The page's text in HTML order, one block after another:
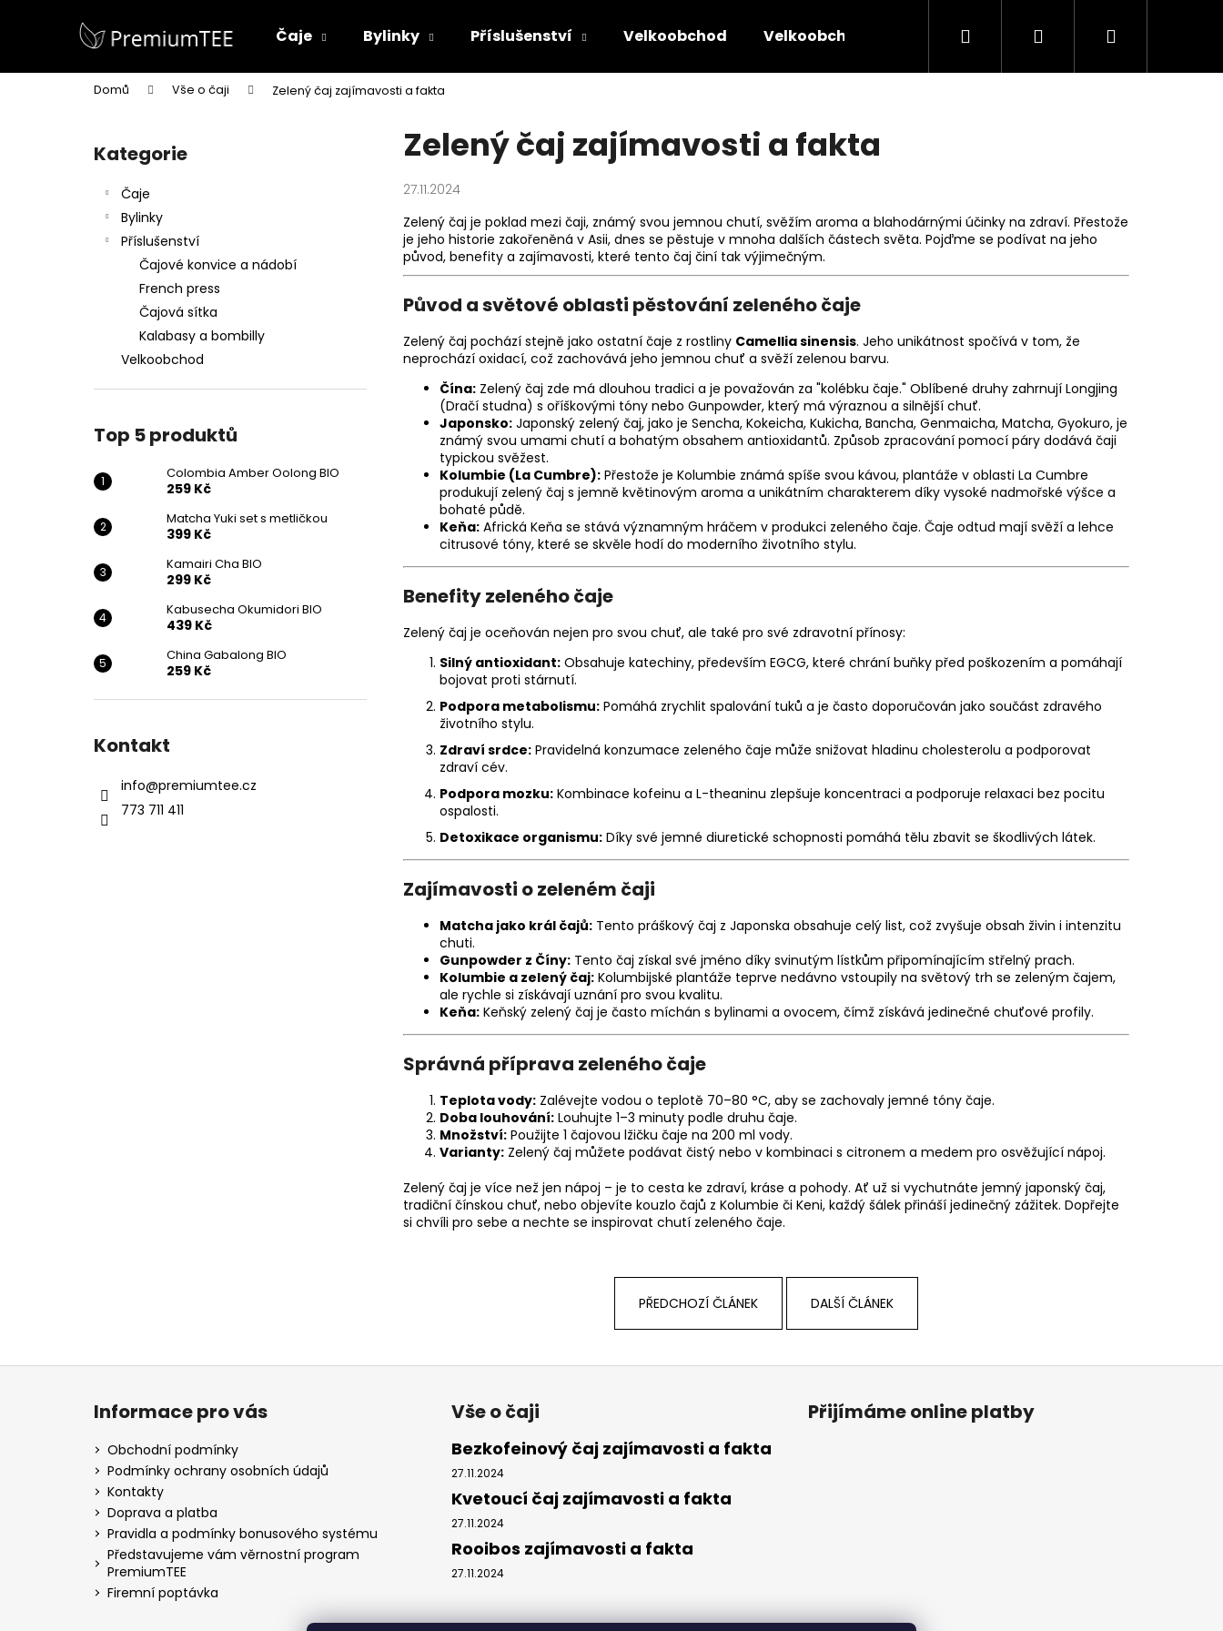
Čaje Bylinky Příslušenství Velkoobchod Velkoobchod Vše o čajiHledat PřihlášeníNákupní
Domů Vše o čaji Zelený čaj zajímavosti a fakta
Přeskočit
kategorie
Kategorie
Čaje
Bylinky
Příslušenství
Čajové konvice a nádobí
French press
Čajová sítka
Kalabasy a bombilly
Velkoobchod
Top 5 produktů
Colombia Amber Oolong BIO
259 Kč
Matcha Yuki set s metličkou
399 Kč
Kamairi Cha BIO
299 Kč
Kabusecha Okumidori BIO
439 Kč
China Gabalong BIO
259 Kč
Kontakt
info@premiumtee.cz
773 711 411
Zelený čaj zajímavosti a fakta
27.11.2024
Zelený čaj je poklad mezi čaji, známý svou jemnou chutí, svěžím aroma a blahodárnými účinky na zdraví. Přestože
je jeho historie zakořeněná v Asii, dnes se pěstuje v mnoha dalších částech světa. Pojďme se podívat na jeho
původ, benefity a zajímavosti, které tento čaj činí tak výjimečným.
Původ a světové oblasti pěstování zeleného čaje
Zelený čaj pochází stejně jako ostatní čaje z rostliny Camellia sinensis. Jeho unikátnost spočívá v tom, že
neprochází oxidací, což zachovává jeho jemnou chuť a svěží zelenou barvu.
Čína: Zelený čaj zde má dlouhou tradici a je považován za "kolébku čaje." Oblíbené druhy zahrnují Longjing
(Dračí studna) s oříškovými tóny nebo Gunpowder, který má výraznou a silnější chuť.
Japonsko: Japonský zelený čaj, jako je Sencha, Kokeicha, Kukicha, Bancha, Genmaicha, Matcha, Gyokuro, je
známý svou umami chutí a bohatým obsahem antioxidantů. Způsob zpracování pomocí páry dodává čaji
typickou svěžest.
Kolumbie (La Cumbre): Přestože je Kolumbie známá spíše svou kávou, plantáže v oblasti La Cumbre
produkují zelený čaj s jemně květinovým aroma a unikátním charakterem díky vysoké nadmořské výšce a
bohaté půdě.
Keňa: Africká Keňa se stává významným hráčem v produkci zeleného čaje. Čaje odtud mají svěží a lehce
citrusové tóny, které se skvěle hodí do moderního životního stylu.
Benefity zeleného čaje
Zelený čaj je oceňován nejen pro svou chuť, ale také pro své zdravotní přínosy:
Silný antioxidant: Obsahuje katechiny, především EGCG, které chrání buňky před poškozením a pomáhají
bojovat proti stárnutí.
Podpora metabolismu: Pomáhá zrychlit spalování tuků a je často doporučován jako součást zdravého
životního stylu.
Zdraví srdce: Pravidelná konzumace zeleného čaje může snižovat hladinu cholesterolu a podporovat
zdraví cév.
Podpora mozku: Kombinace kofeinu a L-theaninu zlepšuje koncentraci a podporuje relaxaci bez pocitu
ospalosti.
Detoxikace organismu: Díky své jemné diuretické schopnosti pomáhá tělu zbavit se škodlivých látek.
Zajímavosti o zeleném čaji
Matcha jako král čajů: Tento práškový čaj z Japonska obsahuje celý list, což zvyšuje obsah živin i intenzitu
chuti.
Gunpowder z Číny: Tento čaj získal své jméno díky svinutým lístkům připomínajícím střelný prach.
Kolumbie a zelený čaj: Kolumbijské plantáže teprve nedávno vstoupily na světový trh se zeleným čajem,
ale rychle si získávají uznání pro svou kvalitu.
Keňa: Keňský zelený čaj je často míchán s bylinami a ovocem, čímž získává jedinečné chuťové profily.
Správná příprava zeleného čaje
Teplota vody: Zalévejte vodou o teplotě 70–80 °C, aby se zachovaly jemné tóny čaje.
Doba louhování: Louhujte 1–3 minuty podle druhu čaje.
Množství: Použijte 1 čajovou lžičku čaje na 200 ml vody.
Varianty: Zelený čaj můžete podávat čistý nebo v kombinaci s citronem a medem pro osvěžující nápoj.
Zelený čaj je více než jen nápoj – je to cesta ke zdraví, kráse a pohody. Ať už si vychutnáte jemný japonský čaj,
tradiční čínskou chuť, nebo objevíte kouzlo čajů z Kolumbie či Keni, každý šálek přináší jedinečný zážitek. Dopřejte
si chvíli pro sebe a nechte se inspirovat chutí zeleného čaje.
PŘEDCHOZÍ ČLÁNEK DALŠÍ ČLÁNEK
í
Zpět
do
obchodu
Zpět
do
obchodu
Co potřebujete najít?
Doporučujeme
COLOMBIA AMBER OOLONG BIO
MATCHA YUKI SET S METLIČKOU
399 Kč
KAMAIRI CHA BIO
299 Kč
Z
Informace pro vás
Obchodní podmínky
Podmínky ochrany osobních údajů
Kontakty
Doprava a platba
Pravidla a podmínky bonusového systému
Představujeme vám věrnostní program
PremiumTEE
Firemní poptávka
Vše o čaji
Bezkofeinový čaj zajímavosti a fakta
27.11.2024
Kvetoucí čaj zajímavosti a fakta
27.11.2024
Rooibos zajímavosti a fakta
27.11.2024
Přijímáme online platby